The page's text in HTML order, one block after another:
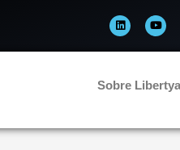
i
n
k
e
n
o
u
t
u
Sobre